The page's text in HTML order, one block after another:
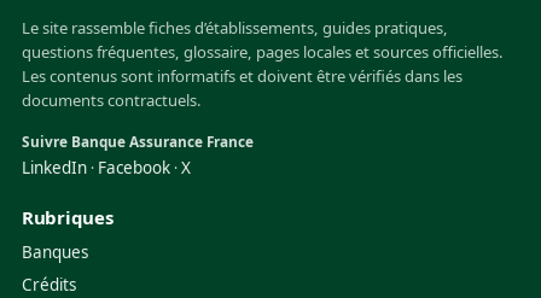
Le site rassemble fiches d’établissements, guides pratiques,
questions fréquentes, glossaire, pages locales et sources officielles.
Les contenus sont informatifs et doivent être vérifiés dans les
documents contractuels.
Suivre Banque Assurance France
LinkedIn · Facebook ·X
Rubriques
Banques
Crédits